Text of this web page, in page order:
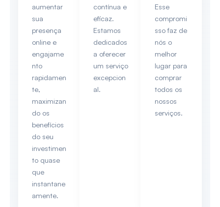
aumentar
sua
presença
online e
engajame
nto
rapidamen
te,
maximizan
do os
benefícios
do seu
investimen
to quase
que
instantane
amente.
contínua e
eficaz.
Estamos
dedicados
a oferecer
um serviço
excepcion
al.
Esse
compromi
sso faz de
nós o
melhor
lugar para
comprar
todos os
nossos
serviços.